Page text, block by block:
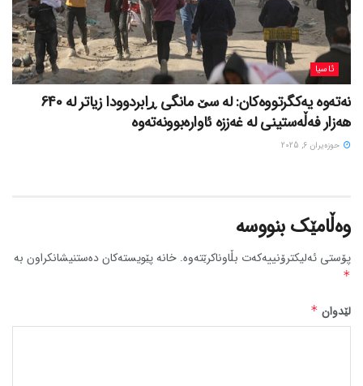
ئاسیا
نەتەوە یەکگرتووەکان: لە سێ مانگی ڕابردوودا زیاتر لە 640
هەزار فەڵەستینی لە غەززە ئاوارەبوونەتەوە
حوزه‌یران 6, 2025
وەڵامێک بنووسە
پۆستی ئەلیکترۆنییەکەت بڵاوناکرێتەوە. خانە پێویستەکان دەستنیشانکراون بە
*
لێدوان *